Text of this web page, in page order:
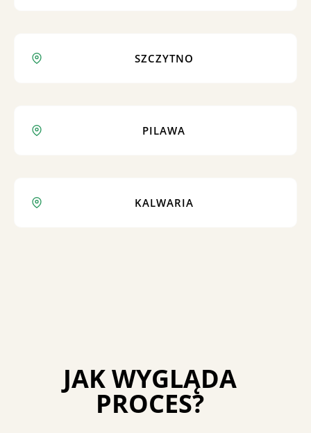
SZCZYTNO
PILAWA
KALWARIA
JAK WYGLĄDA
PROCES?